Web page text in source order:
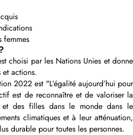
femmes
choisi par les Nations Unies et donne
actions.
2022 est "L’égalité aujourd’hui pour
est de reconnaître et de valoriser la
et des filles dans le monde dans le
climatiques et à leur atténuation,
durable pour toutes les personnes.